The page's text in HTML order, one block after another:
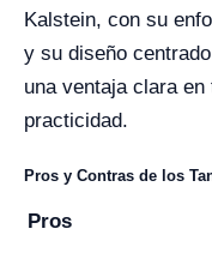
Kalstein, con su
y su diseño
una ventaja clara
practicidad.
Pros y Contras de los
Pros